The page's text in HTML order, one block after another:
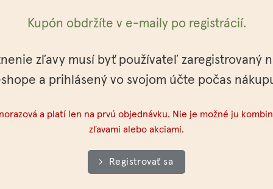
Kupón obdržíte v e-maily po registrácií.
zľavy musí byť používateľ zaregistrovaný
a prihlásený vo svojom účte počas
a platí len na prvú objednávku. Nie je možné ju
zľavami alebo akciami.
Registrovať sa
Obchodné podmienky
Ochrana osobných údajov
Veľkoobchodné podmienky